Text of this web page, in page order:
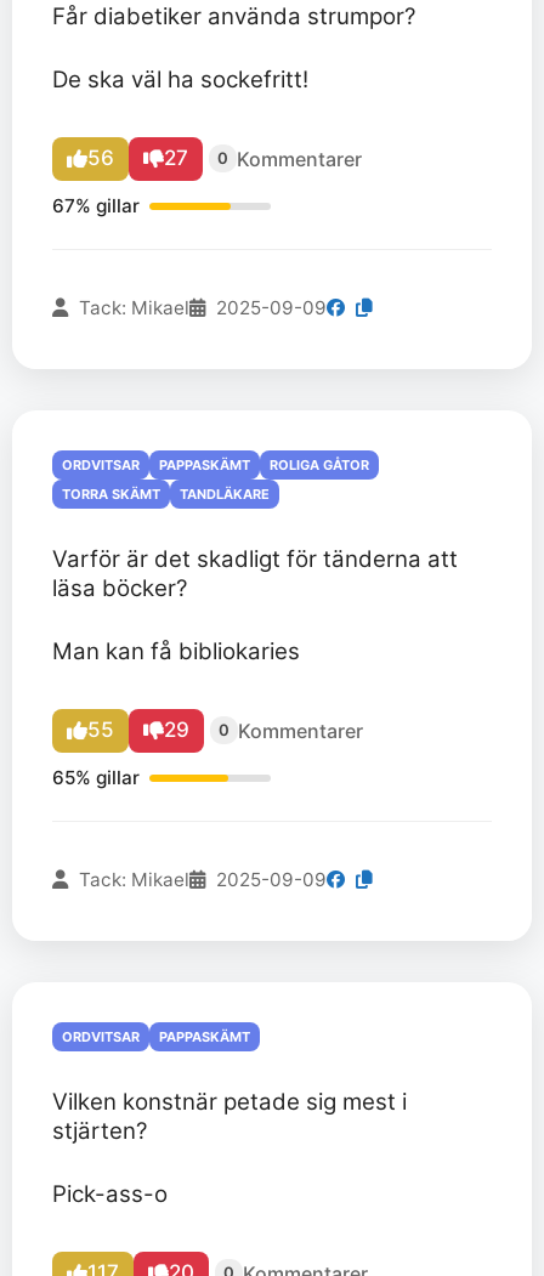
Får diabetiker använda strumpor?
De ska väl ha sockefritt!
56 27 0 Kommentarer
67% gillar
Tack: Mikael 2025-09-09
ORDVITSAR PAPPASKÄMT
ROLIGA GÅTOR
TORRA SKÄMT
TANDLÄKARE
Varför är det skadligt för tänderna att
läsa böcker?
Man kan få bibliokaries
55 29 0 Kommentarer
65% gillar
Tack: Mikael 2025-09-09
ORDVITSAR PAPPASKÄMT
Vilken konstnär petade sig mest i
stjärten?
Pick-ass-o